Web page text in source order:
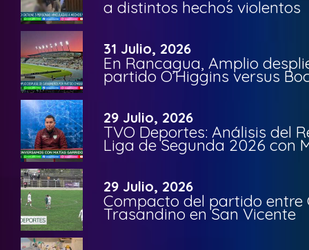
a distintos hechos violentos
31 Julio, 2026
En Rancagua, Amplio
partido O’Higgins versus
29 Julio, 2026
TVO Deportes: Análisis del
Liga de Segunda 2026 con
29 Julio, 2026
Compacto del partido entre
Trasandino en San Vicente